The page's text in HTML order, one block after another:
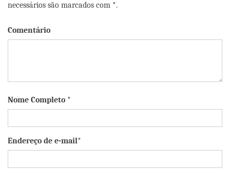
necessários são marcados com *.
Comentário
Nome Completo *
Endereço de e-mail*